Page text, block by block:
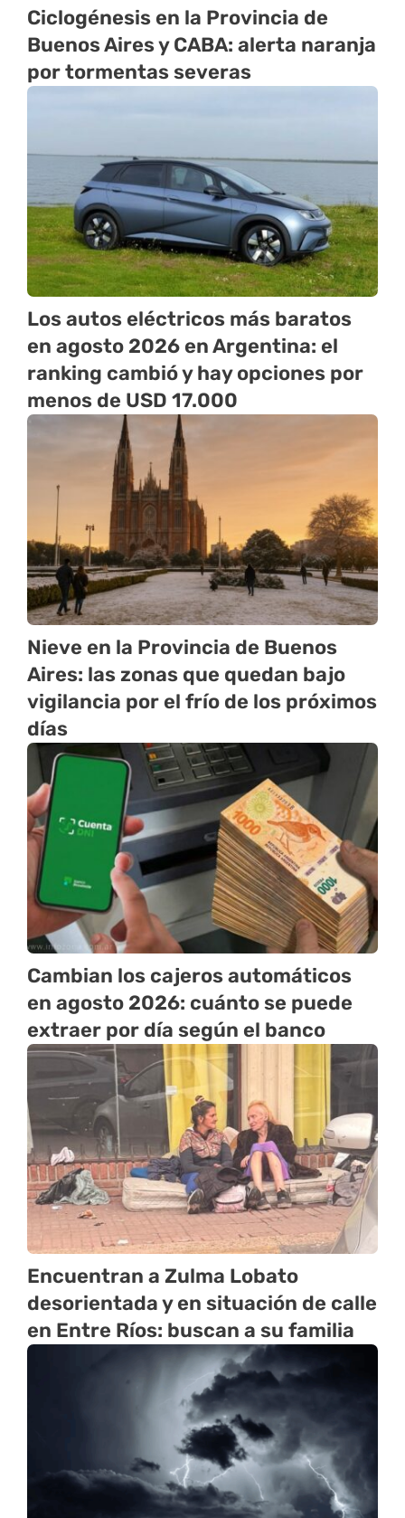
Ciclogénesis en la Provincia de
Buenos Aires y CABA: alerta naranja
por tormentas severas
Los autos eléctricos más baratos
en agosto 2026 en Argentina: el
ranking cambió y hay opciones por
menos de USD 17.000
Nieve en la Provincia de Buenos
Aires: las zonas que quedan bajo
vigilancia por el frío de los próximos
días
Cambian los cajeros automáticos
en agosto 2026: cuánto se puede
extraer por día según el banco
Encuentran a Zulma Lobato
desorientada y en situación de calle
en Entre Ríos: buscan a su familia